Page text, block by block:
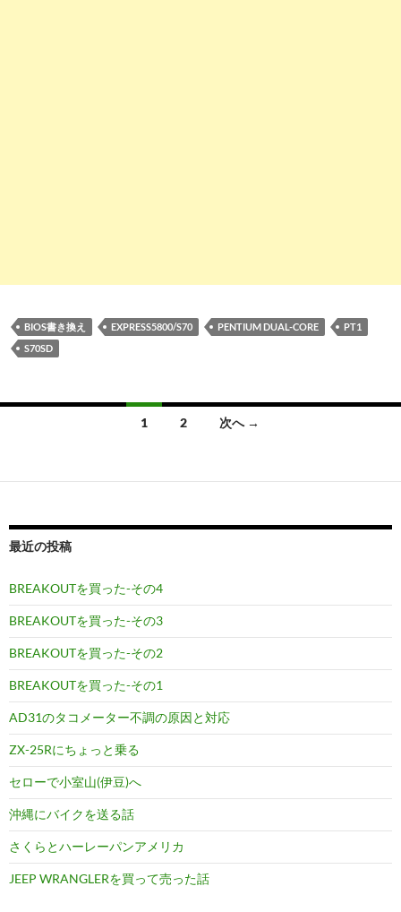
BIOS書き換え EXPRESS5800/S70 PENTIUM DUAL-CORE
PT1
S70SD
ナ
ゲ
ー
シ
ョ
ン
1 2 次へ →
最近の投稿
BREAKOUTを買った-その4
BREAKOUTを買った-その3
BREAKOUTを買った-その2
BREAKOUTを買った-その1
AD31のタコメーター不調の原因と対応
ZX-25Rにちょっと乗る
セローで小室山(伊豆)へ
沖縄にバイクを送る話
さくらとハーレーパンアメリカ
JEEP WRANGLERを買って売った話